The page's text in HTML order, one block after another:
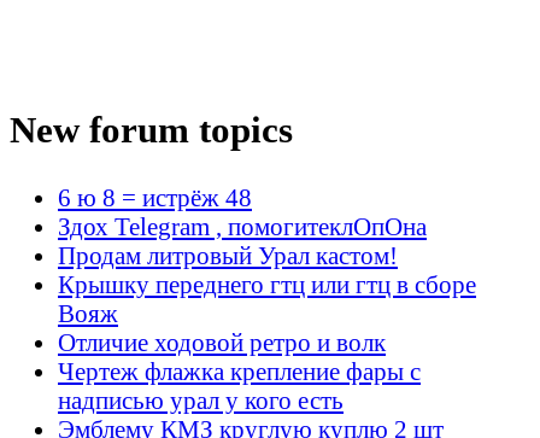
New forum topics
6 ю 8 = истрёж 48
Здох Telegram , помогитеклОпОна
Продам литровый Урал кастом!
Крышку переднего гтц или гтц в сборе
Вояж
Отличие ходовой ретро и волк
Чертеж флажка крепление фары с
надписью урал у кого есть
Эмблему КМЗ круглую куплю 2 шт